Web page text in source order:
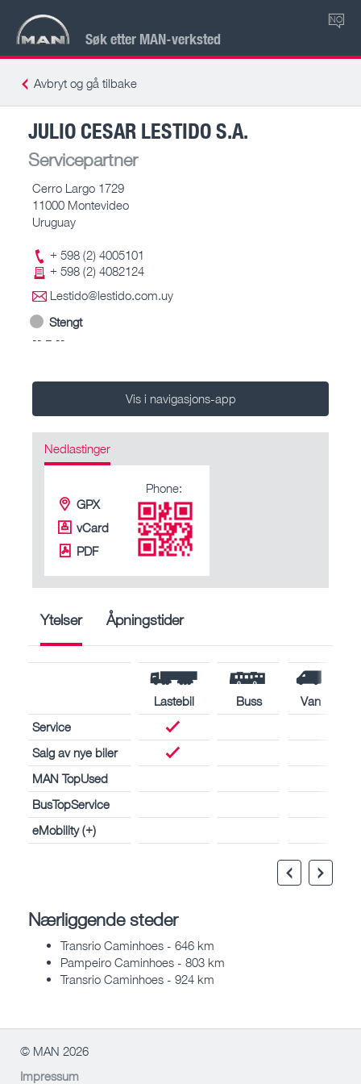
Søk etter MAN-verksted
NO
Avbryt og gå tilbake
JULIO CESAR LESTIDO S.A.
Servicepartner
Cerro Largo 1729
11000 Montevideo
Uruguay
+ 598 (2) 4005101
+ 598 (2) 4082124
Lestido@lestido.com.uy
Stengt
-- – --
Vis i navigasjons-app
Nedlastinger
GPX
vCard
PDF
Phone:
Ytelser Åpningstider
Lastebil Buss
Van
Service
Salg av nye biler
MAN TopUsed
BusTopService
eMobility (+)
Nærliggende steder
Transrio Caminhoes - 646 km
Pampeiro Caminhoes - 803 km
Transrio Caminhoes - 924 km
© MAN 2026
Impressum